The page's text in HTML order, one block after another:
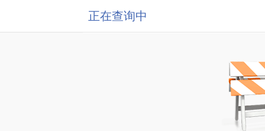
正在查询中